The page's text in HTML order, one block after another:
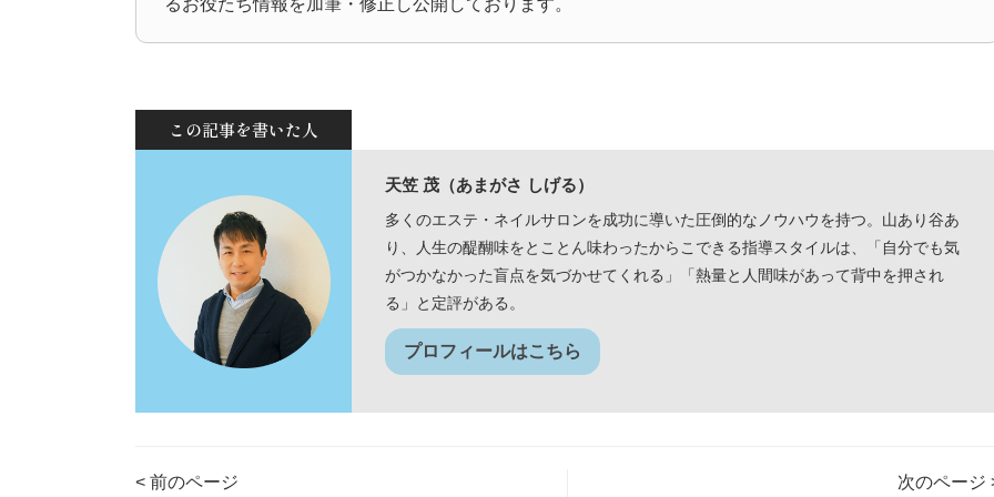
この記事を書いた人
天笠 茂（あまがさ しげる）
多くのエステ・ネイルサロンを成功に導いた圧倒的なノウハウを持つ。山あり谷あ
り、人生の醍醐味をとことん味わったからこできる指導スタイルは、「自分でも気
がつかなかった盲点を気づかせてくれる」「熱量と人間味があって背中を押され
る」と定評がある。
プロフィールはこちら
< 前のページ 次のページ